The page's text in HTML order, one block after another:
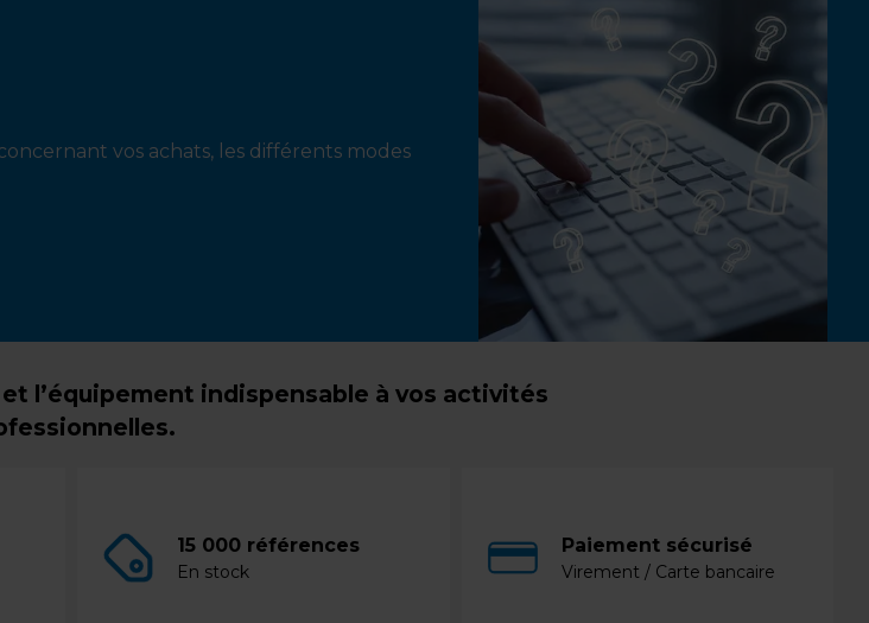
vos achats, les différents modes
l’équipement indispensable à vos activités
15 000 références
En stock
Paiement sécurisé
Virement / Carte bancaire